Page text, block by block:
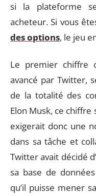
si la plateforme
acheteur. Si vous
des options, le jeu
Le premier chiffre
avancé par Twitter,
de la totalité des
Elon Musk, ce
exigerait donc une
dans sa tâche et
Twitter avait décidé
sa base de
qu’il puisse mener